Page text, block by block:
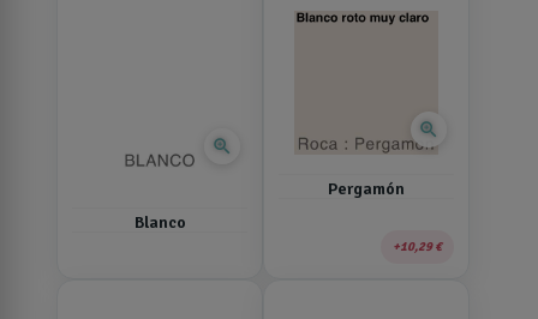
zoom_in
Blanco
zoom_in
Pergamón
10,29 €